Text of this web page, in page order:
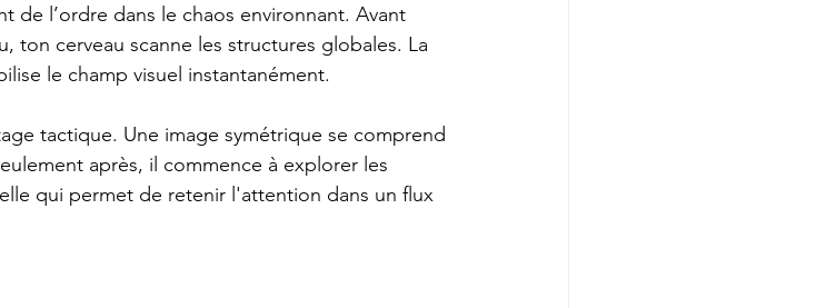
de l’ordre dans le chaos environnant. Avant
ton cerveau scanne les structures globales. La
le champ visuel instantanément.
tactique. Une image symétrique se comprend
après, il commence à explorer les
qui permet de retenir l'attention dans un flux